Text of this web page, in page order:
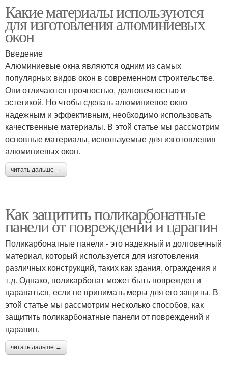
Какие материалы используются
для изготовления алюминиевых
окон
Введение
Алюминиевые окна являются одним из самых
популярных видов окон в современном строительстве.
Они отличаются прочностью, долговечностью и
эстетикой. Но чтобы сделать алюминиевое окно
надежным и эффективным, необходимо использовать
качественные материалы. В этой статье мы рассмотрим
основные материалы, используемые для изготовления
алюминиевых окон.
читать дальше →
Как защитить поликарбонатные
панели от повреждений и царапин
Поликарбонатные панели - это надежный и долговечный
материал, который используется для изготовления
различных конструкций, таких как здания, ограждения и
т.д. Однако, поликарбонат может быть поврежден и
царапаться, если не принимать меры для его защиты. В
этой статье мы рассмотрим несколько способов, как
защитить поликарбонатные панели от повреждений и
царапин.
читать дальше →